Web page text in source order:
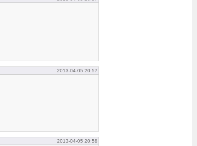
2013-04-05 20:57
2013-04-05 20:58